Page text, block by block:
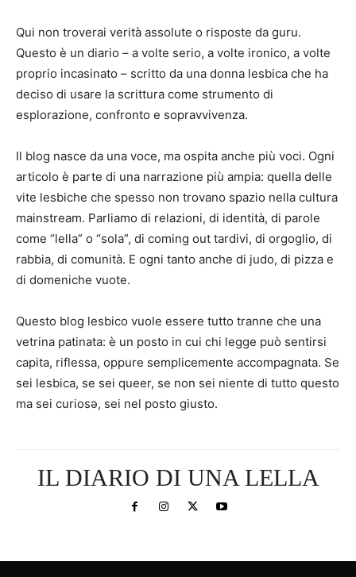
Qui non troverai verità assolute o risposte da guru.
Questo è un diario – a volte serio, a volte ironico, a volte
proprio incasinato – scritto da una donna lesbica che ha
deciso di usare la scrittura come strumento di
esplorazione, confronto e sopravvivenza.
Il blog nasce da una voce, ma ospita anche più voci. Ogni
articolo è parte di una narrazione più ampia: quella delle
vite lesbiche che spesso non trovano spazio nella cultura
mainstream. Parliamo di relazioni, di identità, di parole
come “lella” o “sola”, di coming out tardivi, di orgoglio, di
rabbia, di comunità. E ogni tanto anche di judo, di pizza e
di domeniche vuote.
Questo blog lesbico vuole essere tutto tranne che una
vetrina patinata: è un posto in cui chi legge può sentirsi
capita, riflessa, oppure semplicemente accompagnata. Se
sei lesbica, se sei queer, se non sei niente di tutto questo
ma sei curiosə, sei nel posto giusto.
IL DIARIO DI UNA LELLA